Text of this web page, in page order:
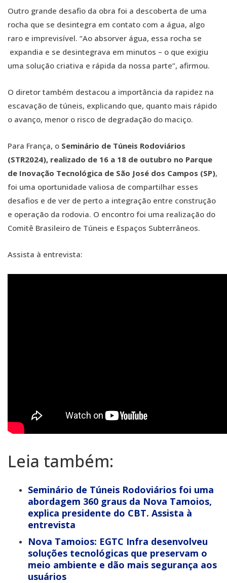
Outro grande desafio da obra foi a descoberta de uma
rocha que se desintegra em contato com a água, algo
raro e imprevisível. “Ao absorver água, essa rocha se
expandia e se desintegrava em minutos – o que exigiu
uma solução criativa e rápida da nossa parte”, afirmou.
O diretor também destacou a importância da rapidez na
escavação de túneis, explicando que, quanto mais rápido
o avanço, menor o risco de degradação do maciço.
Para França, o Seminário de Túneis Rodoviários
(STR2024), realizado de 16 a 18 de outubro no Parque
de Inovação Tecnológica de São José dos Campos (SP),
foi uma oportunidade valiosa de compartilhar esses
desafios e de ver de perto a integração entre construção
e operação da rodovia. O encontro foi uma realização do
Comitê Brasileiro de Túneis e Espaços Subterrâneos.
Assista à entrevista:
Leia também:
Seminário de Túneis Rodoviários foi uma
abordagem 360 graus da Nova Tamoios,
explica presidente do CBT. Assista à
entrevista
Nova Tamoios: EGTC Infra desenvolveu
soluções tecnológicas que preservam o
meio ambiente e dão mais segurança aos
usuários